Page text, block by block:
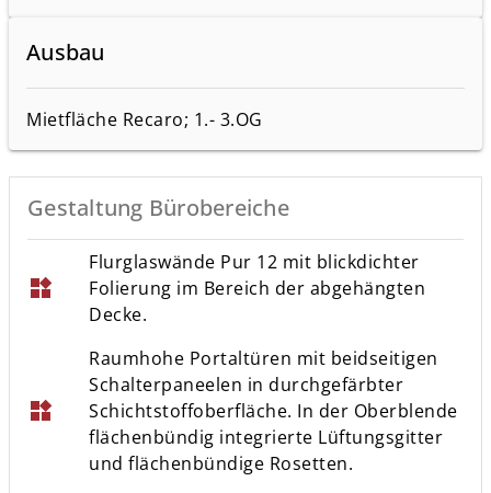
Ausbau
Mietfläche Recaro; 1.- 3.OG
Gestaltung Bürobereiche
widgets
Flurglaswände Pur 12 mit blickdichter
Folierung im Bereich der abgehängten
Decke.
widgets
Raumhohe Portaltüren mit beidseitigen
Schalterpaneelen in durchgefärbter
Schichtstoffoberfläche. In der Oberblende
flächenbündig integrierte Lüftungsgitter
und flächenbündige Rosetten.